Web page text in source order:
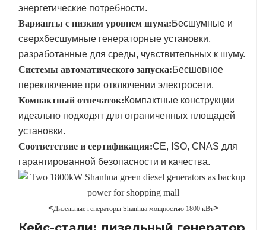
энергетические потребности.
Варианты с низким уровнем шума:Бесшумные и
сверхбесшумные генераторные установки,
разработанные для среды, чувствительных к шуму.
Системы автоматического запуска:Бесшовное
переключение при отключении электросети.
Компактный отпечаток:Компактные конструкции
идеально подходят для ограниченных площадей
установки.
Соответствие и сертификация:CE, ISO, CNAS для
гарантированной безопасности и качества.
<Дизельные генераторы Shanhua мощностью 1800 кВт>